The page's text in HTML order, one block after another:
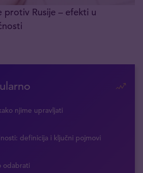
protiv Rusije – efekti u
njime upravljati
definicija i ključni pojmovi
odabrati